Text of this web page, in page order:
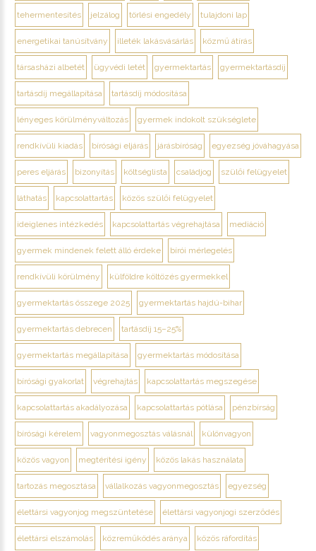
tehermentesítés jelzálog törlési engedély tulajdoni lap
energetikai tanúsítvány illeték lakásvásárlás közmű átírás
társasházi albetét ügyvédi letét gyermektartás gyermektartásdíj
tartásdíj megállapítása tartásdíj módosítása
lényeges körülményváltozás gyermek indokolt szükséglete
rendkívüli kiadás bírósági eljárás járásbíróság egyezség jóváhagyása
peres eljárás bizonyítás költséglista családjog szülői felügyelet
láthatás kapcsolattartás közös szülői felügyelet
ideiglenes intézkedés kapcsolattartás végrehajtása mediáció
gyermek mindenek felett álló érdeke bírói mérlegelés
rendkívüli körülmény külföldre költözés gyermekkel
gyermektartás összege 2025 gyermektartás hajdú-bihar
gyermektartás debrecen tartásdíj 15–25%
gyermektartás megállapítása gyermektartás módosítása
bírósági gyakorlat végrehajtás kapcsolattartás megszegése
kapcsolattartás akadályozása kapcsolattartás pótlása pénzbírság
bírósági kérelem vagyonmegosztás válásnál különvagyon
közös vagyon megtérítési igény közös lakás használata
tartozás megosztása vállalkozás vagyonmegosztás egyezség
élettársi vagyonjog megszüntetése élettársi vagyonjogi szerződés
élettársi elszámolás közreműködés aránya közös ráfordítás